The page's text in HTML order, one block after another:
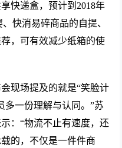
快递盒，预计到2018年
快消易碎商品的自提、
，可有效减少纸箱的使
现场提及的就是“笑脸计
多一份理解与认同。”苏
：“物流不止有速度，还
的，不仅是一件件商